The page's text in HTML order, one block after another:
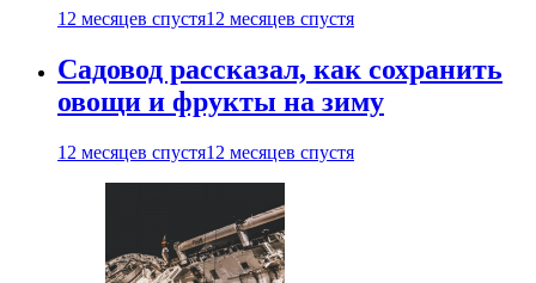
12 месяцев спустя12 месяцев спустя
Садовод рассказал, как сохранить
овощи и фрукты на зиму
12 месяцев спустя12 месяцев спустя